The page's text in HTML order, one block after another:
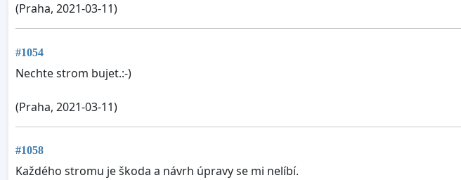
(Praha, 2021-03-11)
#1054
Nechte strom bujet.:-)
(Praha, 2021-03-11)
#1058
Každého stromu je škoda a návrh úpravy se mi nelíbí.